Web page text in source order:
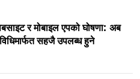
र मोबाइल एपको घोषणा: अब
सहजै उपलब्ध हुने